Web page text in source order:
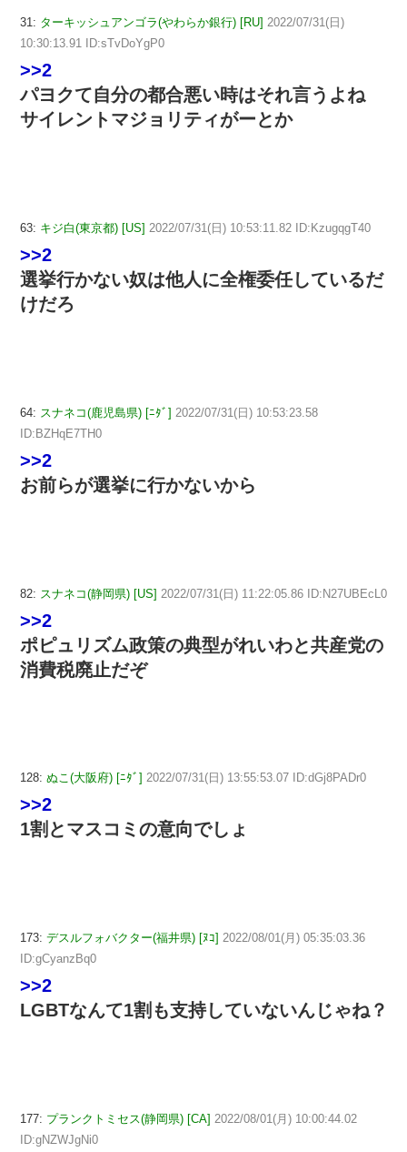
31: ターキッシュアンゴラ(やわらか銀行) [RU] 2022/07/31(日)
10:30:13.91 ID:sTvDoYgP0
>>2
パヨクて自分の都合悪い時はそれ言うよね
サイレントマジョリティがーとか
63: キジ白(東京都) [US] 2022/07/31(日) 10:53:11.82 ID:KzugqgT40
>>2
選挙行かない奴は他人に全権委任しているだ
けだろ
64: スナネコ(鹿児島県) [ﾆﾀﾞ] 2022/07/31(日) 10:53:23.58
ID:BZHqE7TH0
>>2
お前らが選挙に行かないから
82: スナネコ(静岡県) [US] 2022/07/31(日) 11:22:05.86 ID:N27UBEcL0
>>2
ポピュリズム政策の典型がれいわと共産党の
消費税廃止だぞ
128: ぬこ(大阪府) [ﾆﾀﾞ] 2022/07/31(日) 13:55:53.07 ID:dGj8PADr0
>>2
1割とマスコミの意向でしょ
173: デスルフォバクター(福井県) [ﾇｺ] 2022/08/01(月) 05:35:03.36
ID:gCyanzBq0
>>2
LGBTなんて1割も支持していないんじゃね？
177: プランクトミセス(静岡県) [CA] 2022/08/01(月) 10:00:44.02
ID:gNZWJgNi0